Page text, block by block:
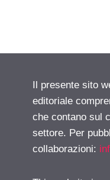
Il presente sito
editoriale
che contano sul
settore. Per
collaborazioni: